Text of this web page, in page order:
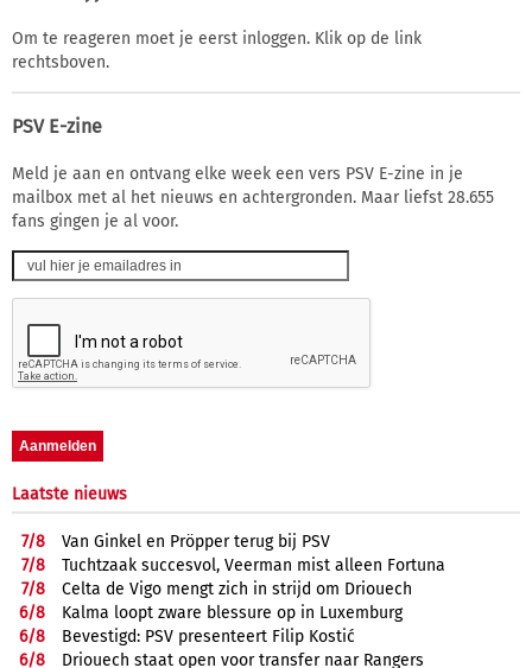
Om te reageren moet je eerst inloggen. Klik op de link
rechtsboven.
PSV E-zine
Meld je aan en ontvang elke week een vers PSV E-zine in je
mailbox met al het nieuws en achtergronden. Maar liefst 28.655
fans gingen je al voor.
Laatste nieuws
7/8
Van Ginkel en Pröpper terug bij PSV
7/8
Tuchtzaak succesvol, Veerman mist alleen Fortuna
7/8
Celta de Vigo mengt zich in strijd om Driouech
6/8
Kalma loopt zware blessure op in Luxemburg
6/8
Bevestigd: PSV presenteert Filip Kostić
6/8
Driouech staat open voor transfer naar Rangers